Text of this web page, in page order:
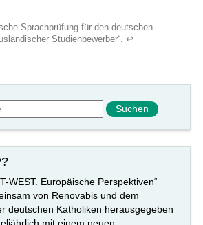
Sprachprüfung für den deutschen
Studienbewerber“.↩︎
WEST. Europäische Perspektiven“
von Renovabis und dem
deutschen Katholiken herausgegeben
mit einem neuen